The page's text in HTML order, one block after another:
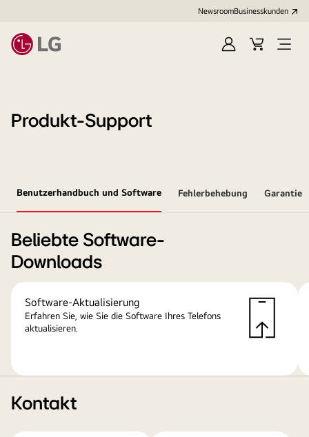
NewsroomBusinesskunden
AnmeldenWarenkorb
Menü
Produkt-Support
Benutzerhandbuch und Software Fehlerbehebung Garantie
Beliebte Software-
Downloads
Software-Aktualisierung
Erfahren Sie, wie Sie die Software Ihres Telefons
aktualisieren.
Kontakt